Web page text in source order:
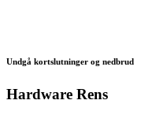
Undgå kortslutninger og nedbrud
Hardware Rens